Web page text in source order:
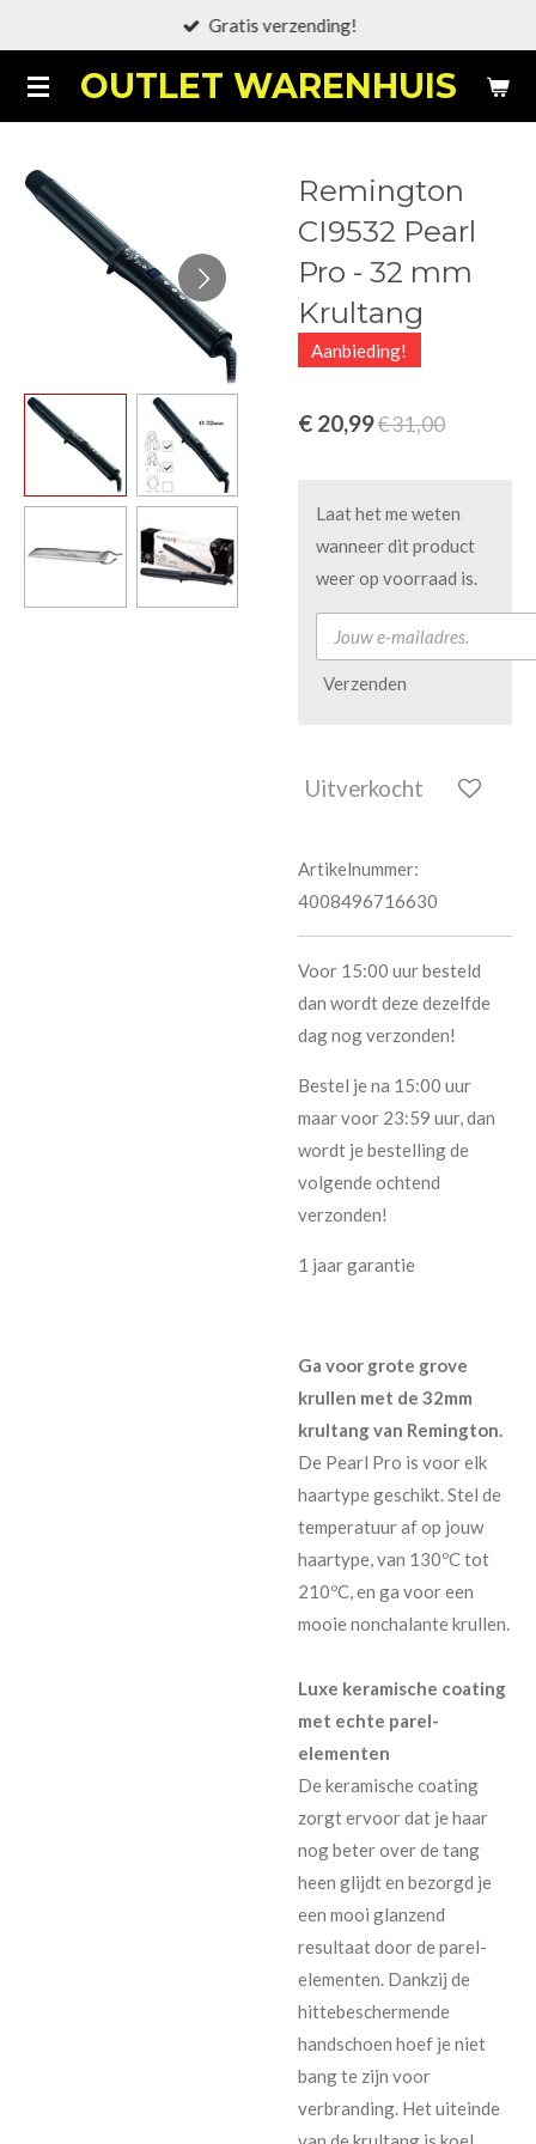
naar
de
OUTLET WARENHUIS
Gratis verzending!
Remington
CI9532 Pearl
Pro - 32 mm
Krultang
Aanbieding!
€ 20,99€ 31,00
Laat het me weten
wanneer dit product
weer op voorraad is.
Verzenden
Uitverkocht
Artikelnummer:
4008496716630
Voor 15:00 uur besteld
dan wordt deze dezelfde
dag nog verzonden!
Bestel je na 15:00 uur
maar voor 23:59 uur, dan
wordt je bestelling de
volgende ochtend
verzonden!
1 jaar garantie
Ga voor grote grove
krullen met de 32mm
krultang van Remington.
De Pearl Pro is voor elk
haartype geschikt. Stel de
temperatuur af op jouw
haartype, van 130ºC tot
210ºC, en ga voor een
mooie nonchalante krullen.
Luxe keramische coating
met echte parel-
elementen
De keramische coating
zorgt ervoor dat je haar
nog beter over de tang
heen glijdt en bezorgd je
een mooi glanzend
resultaat door de parel-
elementen. Dankzij de
hittebeschermende
handschoen hoef je niet
bang te zijn voor
verbranding. Het uiteinde